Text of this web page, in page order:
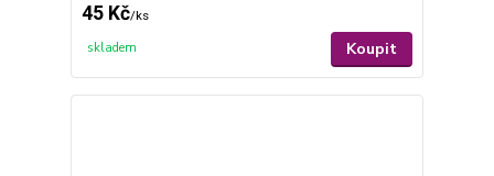
45 Kč/ks
skladem Koupit